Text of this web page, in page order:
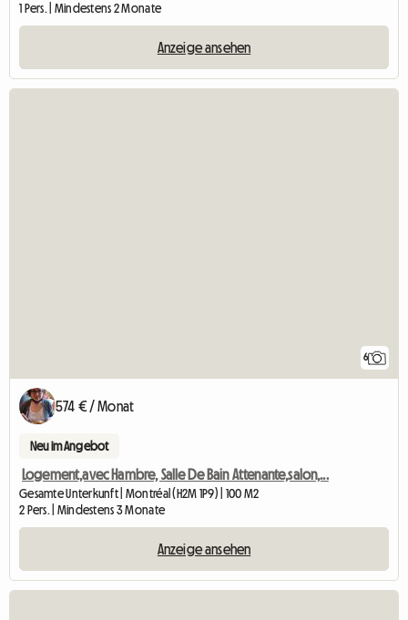
1 Pers. | Mindestens 2 Monate
Anzeige ansehen
6
574 € / Monat
Neu im Angebot
Logement,avec Hambre, Salle De Bain Attenante,salon,...
Gesamte Unterkunft | Montréal (H2M 1P9) | 100 M2
2 Pers. | Mindestens 3 Monate
Anzeige ansehen